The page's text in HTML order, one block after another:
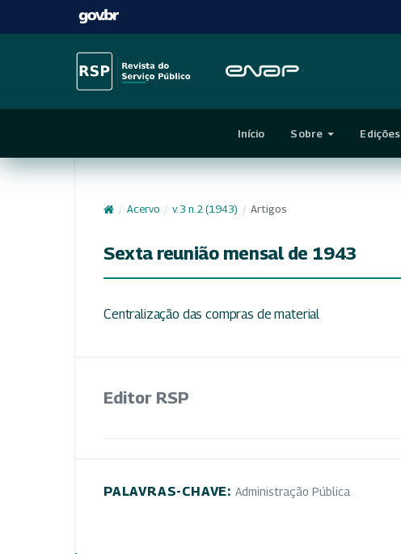
Início Sobre Edições
/ Acervo / v. 3 n. 2 (1943) / Artigos
Sexta reunião mensal de 1943
Centralização das compras de material
Editor RSP
PALAVRAS-CHAVE: Administração Pública